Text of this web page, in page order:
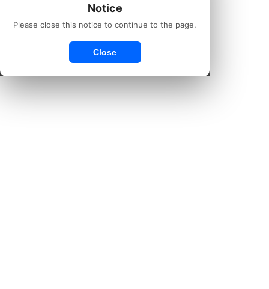
Notice
Please close this notice to continue to the page.
Close